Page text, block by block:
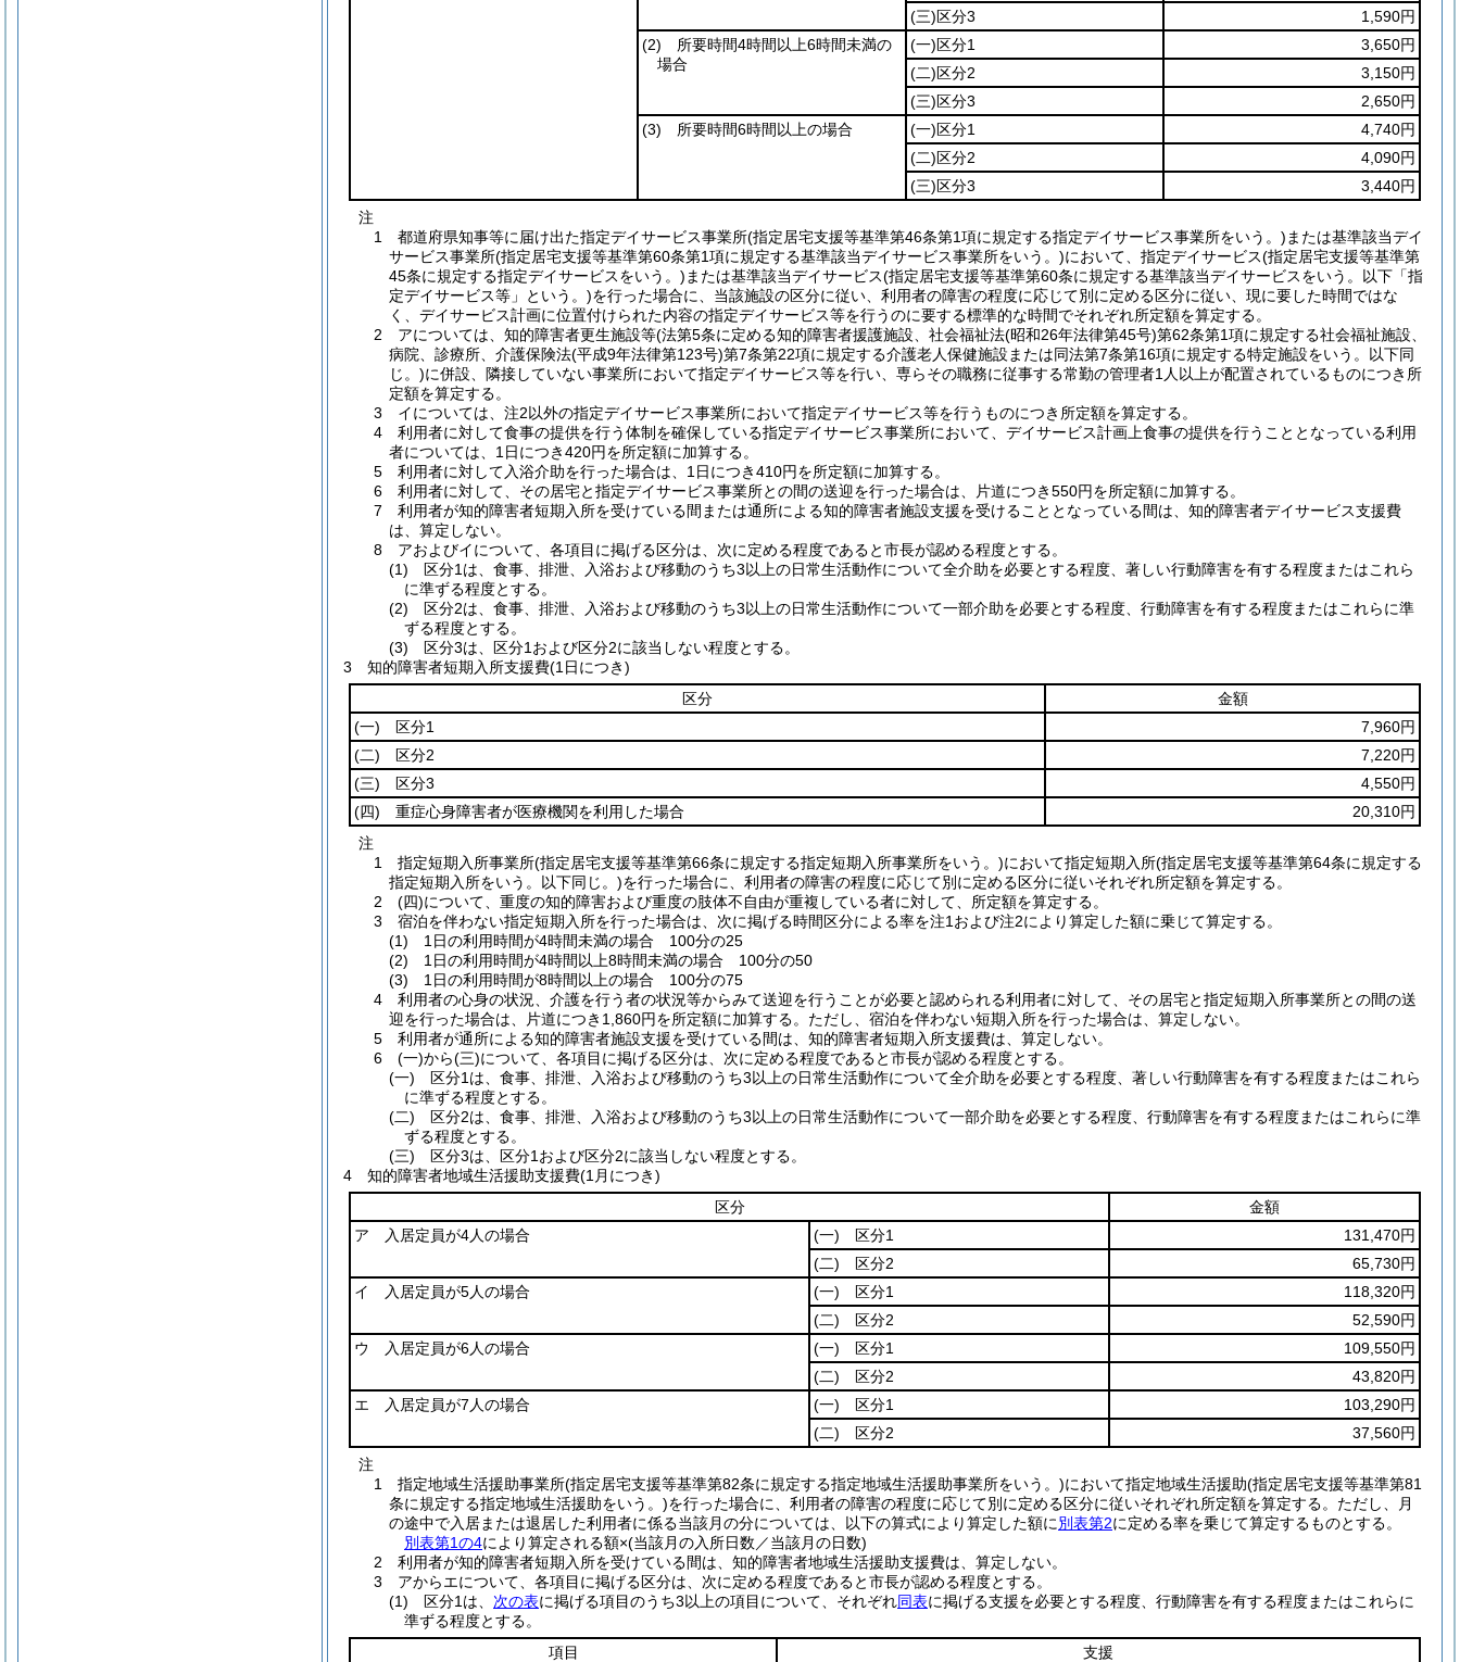
(三)区分3
1,590円
(2) 所要時間4時間以上6時間未満の
場合
(一)区分1
3,650円
(二)区分2
3,150円
(三)区分3
2,650円
(3) 所要時間6時間以上の場合 (一)区分1
4,740円
(二)区分2
4,090円
(三)区分3
3,440円
注
1 都道府県知事等に届け出た指定デイサービス事業所(指定居宅支援等基準第46条第1項に規定する指定デイサービス事業所をいう。)または基準該当デイ
サービス事業所(指定居宅支援等基準第60条第1項に規定する基準該当デイサービス事業所をいう。)において、指定デイサービス(指定居宅支援等基準第
45条に規定する指定デイサービスをいう。)または基準該当デイサービス(指定居宅支援等基準第60条に規定する基準該当デイサービスをいう。以下「指
定デイサービス等」という。)を行った場合に、当該施設の区分に従い、利用者の障害の程度に応じて別に定める区分に従い、現に要した時間ではな
く、デイサービス計画に位置付けられた内容の指定デイサービス等を行うのに要する標準的な時間でそれぞれ所定額を算定する。
2 アについては、知的障害者更生施設等(法第5条に定める知的障害者援護施設、社会福祉法(昭和26年法律第45号)第62条第1項に規定する社会福祉施設、
病院、診療所、介護保険法(平成9年法律第123号)第7条第22項に規定する介護老人保健施設または同法第7条第16項に規定する特定施設をいう。以下同
じ。)に併設、隣接していない事業所において指定デイサービス等を行い、専らその職務に従事する常勤の管理者1人以上が配置されているものにつき所
定額を算定する。
3 イについては、注2以外の指定デイサービス事業所において指定デイサービス等を行うものにつき所定額を算定する。
4 利用者に対して食事の提供を行う体制を確保している指定デイサービス事業所において、デイサービス計画上食事の提供を行うこととなっている利用
者については、1日につき420円を所定額に加算する。
5 利用者に対して入浴介助を行った場合は、1日につき410円を所定額に加算する。
6 利用者に対して、その居宅と指定デイサービス事業所との間の送迎を行った場合は、片道につき550円を所定額に加算する。
7 利用者が知的障害者短期入所を受けている間または通所による知的障害者施設支援を受けることとなっている間は、知的障害者デイサービス支援費
は、算定しない。
8 アおよびイについて、各項目に掲げる区分は、次に定める程度であると市長が認める程度とする。
(1) 区分1は、食事、排泄、入浴および移動のうち3以上の日常生活動作について全介助を必要とする程度、著しい行動障害を有する程度またはこれら
に準ずる程度とする。
(2) 区分2は、食事、排泄、入浴および移動のうち3以上の日常生活動作について一部介助を必要とする程度、行動障害を有する程度またはこれらに準
ずる程度とする。
(3) 区分3は、区分1および区分2に該当しない程度とする。
3 知的障害者短期入所支援費(1日につき)
区分
金額
(一) 区分1
7,960円
(二) 区分2
7,220円
(三) 区分3
4,550円
(四) 重症心身障害者が医療機関を利用した場合
20,310円
注
1 指定短期入所事業所(指定居宅支援等基準第66条に規定する指定短期入所事業所をいう。)において指定短期入所(指定居宅支援等基準第64条に規定する
指定短期入所をいう。以下同じ。)を行った場合に、利用者の障害の程度に応じて別に定める区分に従いそれぞれ所定額を算定する。
2 (四)について、重度の知的障害および重度の肢体不自由が重複している者に対して、所定額を算定する。
3 宿泊を伴わない指定短期入所を行った場合は、次に掲げる時間区分による率を注1および注2により算定した額に乗じて算定する。
(1) 1日の利用時間が4時間未満の場合 100分の25
(2) 1日の利用時間が4時間以上8時間未満の場合 100分の50
(3) 1日の利用時間が8時間以上の場合 100分の75
4 利用者の心身の状況、介護を行う者の状況等からみて送迎を行うことが必要と認められる利用者に対して、その居宅と指定短期入所事業所との間の送
迎を行った場合は、片道につき1,860円を所定額に加算する。ただし、宿泊を伴わない短期入所を行った場合は、算定しない。
5 利用者が通所による知的障害者施設支援を受けている間は、知的障害者短期入所支援費は、算定しない。
6 (一)から(三)について、各項目に掲げる区分は、次に定める程度であると市長が認める程度とする。
(一) 区分1は、食事、排泄、入浴および移動のうち3以上の日常生活動作について全介助を必要とする程度、著しい行動障害を有する程度またはこれら
に準ずる程度とする。
(二) 区分2は、食事、排泄、入浴および移動のうち3以上の日常生活動作について一部介助を必要とする程度、行動障害を有する程度またはこれらに準
ずる程度とする。
(三) 区分3は、区分1および区分2に該当しない程度とする。
4 知的障害者地域生活援助支援費(1月につき)
区分
金額
ア 入居定員が4人の場合
(一) 区分1
131,470円
(二) 区分2
65,730円
イ 入居定員が5人の場合
(一) 区分1
118,320円
(二) 区分2
52,590円
ウ 入居定員が6人の場合
(一) 区分1
109,550円
(二) 区分2
43,820円
エ 入居定員が7人の場合
(一) 区分1
103,290円
(二) 区分2
37,560円
注
1 指定地域生活援助事業所(指定居宅支援等基準第82条に規定する指定地域生活援助事業所をいう。)において指定地域生活援助(指定居宅支援等基準第81
条に規定する指定地域生活援助をいう。)を行った場合に、利用者の障害の程度に応じて別に定める区分に従いそれぞれ所定額を算定する。ただし、月
の途中で入居または退居した利用者に係る当該月の分については、以下の算式により算定した額に別表第2に定める率を乗じて算定するものとする。
別表第1の4により算定される額×(当該月の入所日数／当該月の日数)
2 利用者が知的障害者短期入所を受けている間は、知的障害者地域生活援助支援費は、算定しない。
3 アからエについて、各項目に掲げる区分は、次に定める程度であると市長が認める程度とする。
(1) 区分1は、 次の表に掲げる項目のうち3以上の項目について、それぞれ同表に掲げる支援を必要とする程度、行動障害を有する程度またはこれらに
準ずる程度とする。
項目
支援